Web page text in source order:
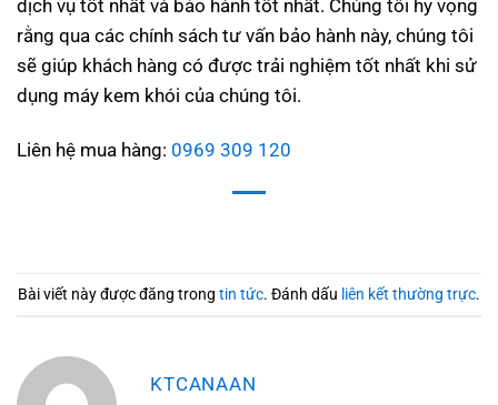
dịch vụ tốt nhất và bảo hành tốt nhất. Chúng tôi hy vọng
rằng qua các chính sách tư vấn bảo hành này, chúng tôi
sẽ giúp khách hàng có được trải nghiệm tốt nhất khi sử
dụng máy kem khói của chúng tôi.
Liên hệ mua hàng: 0969 309 120
Bài viết này được đăng trong tin tức. Đánh dấu liên kết thường trực.
KTCANAAN